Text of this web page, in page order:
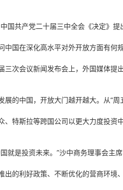
国共产党二十届三中全会《决定》
中国在深化高水平对外开放方面有何
三次会议新闻发布会上，外国媒体提
展的中国，开放大门越开越大。从“
、特斯拉等跨国公司以更大力度投资
就是投资未来。”沙中商务理事会主
出的利好政策、不断优化的营商环境